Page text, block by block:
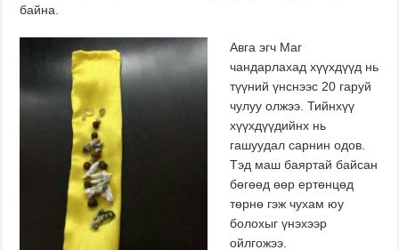
байна.
Авга эгч Маг
чандарлахад хүүхдүүд нь
түүний үнснээс 20 гаруй
чулуу олжээ. Тийнхүү
хүүхдүүдийнх нь
гашуудал сарнин одов.
Тэд маш баяртай байсан
бөгөөд өөр ертөнцөд
төрнө гэж чухам юу
болохыг үнэхээр
ойлгожээ.